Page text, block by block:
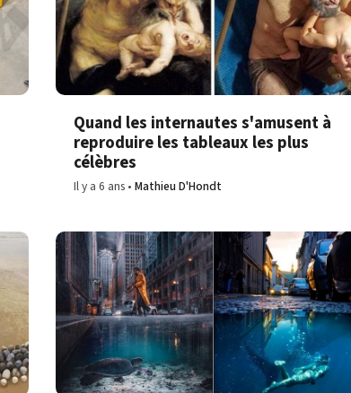
Quand les internautes s'amusent à
reproduire les tableaux les plus
célèbres
Il y a 6 ans Mathieu D'Hondt